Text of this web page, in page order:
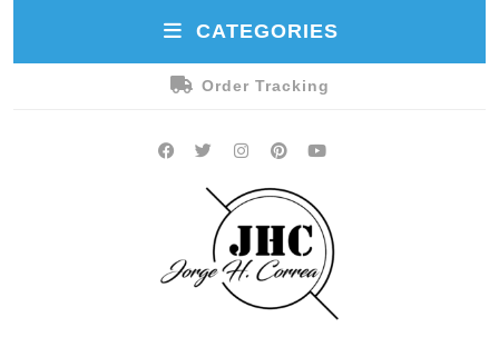
CATEGORIES
Order Tracking